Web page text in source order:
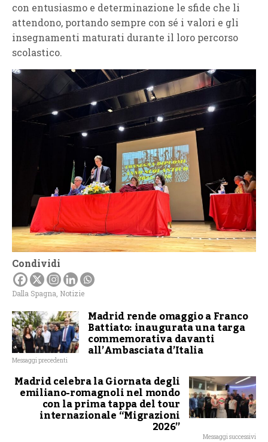
con entusiasmo e determinazione le sfide che li
attendono, portando sempre con sé i valori e gli
insegnamenti maturati durante il loro percorso
scolastico.
Condividi
Dalla Spagna Notizie
Madrid rende omaggio a Franco
Battiato: inaugurata una targa
commemorativa davanti
all’Ambasciata d’Italia
Messaggi precedenti
Madrid celebra la Giornata degli
emiliano-romagnoli nel mondo
con la prima tappa del tour
internazionale “Migrazioni
2026”
Messaggi successivi